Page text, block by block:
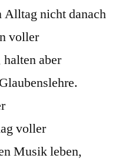
Alltag nicht danach
voller
aber
voller
Musik leben,